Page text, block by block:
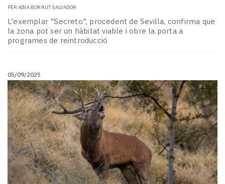
PER AINA BORRUT SALVADOR
L'exemplar "Secreto", procedent de Sevilla, confirma que
la zona pot ser un hàbitat viable i obre la porta a
programes de reintroducció
05/09/2025